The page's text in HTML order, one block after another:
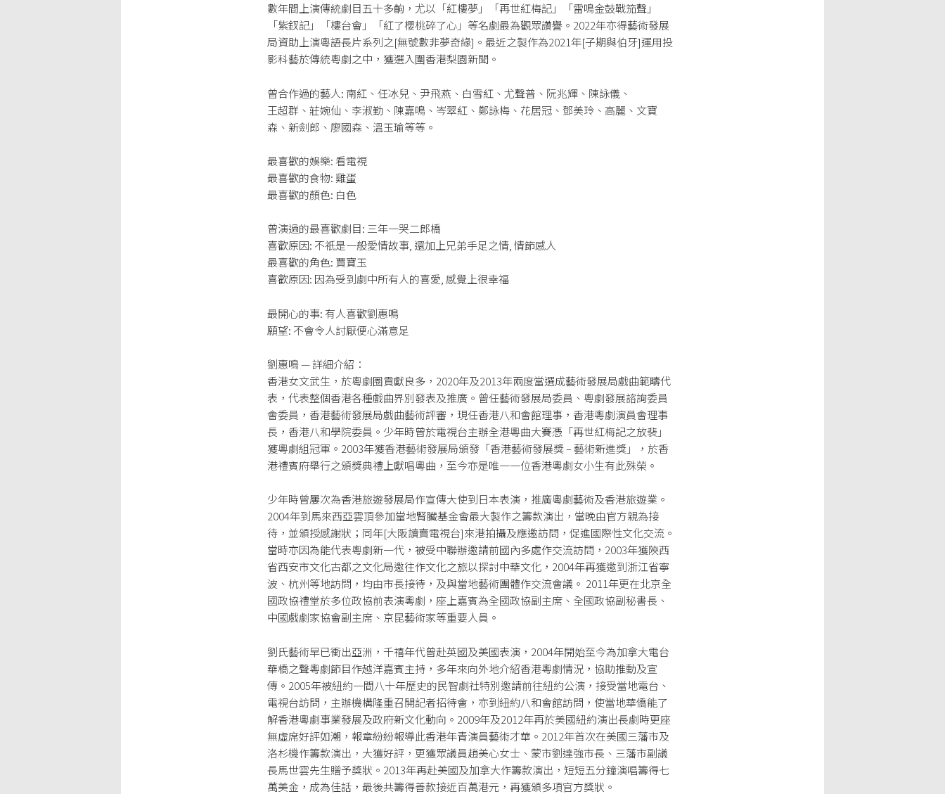
數年間上演傳統劇目五十多齣，尤以「紅樓夢」「再世紅梅記」「雷鳴金鼓戰笳聲」
「紫釵記」「樓台會」「紅了櫻桃碎了心」等名劇最為觀眾讚譽。2022年亦得藝術發展
局資助上演粵語長片系列之[無號數非夢奇緣]。最近之製作為2021年[子期與伯牙]運用投
影科藝於傳統粵劇之中，獲選入圍香港梨園新聞。
曾合作過的藝人: 南紅、任冰兒、尹飛燕、白雪紅、尤聲普、阮兆輝、陳詠儀、
王超群、莊婉仙、李淑勤、陳嘉鳴、岑翠紅、鄭詠梅、花居冠、鄧美玲、高麗、文寶
森、新劍郎、廖國森、溫玉瑜等等。
最喜歡的娛樂: 看電視
最喜歡的食物: 雞蛋
最喜歡的顏色: 白色
曾演過的最喜歡劇目: 三年一哭二郎橋
喜歡原因: 不祇是一般愛情故事, 還加上兄弟手足之情, 情節感人
最喜歡的角色: 賈寶玉
喜歡原因: 因為受到劇中所有人的喜愛, 感覺上很幸福
最開心的事: 有人喜歡劉惠鳴
願望: 不會令人討厭便心滿意足
劉惠鳴 — 詳細介紹：
香港女文武生，於粵劇圈貢獻良多，2020年及2013年兩度當選成藝術發展局戲曲範疇代
表，代表整個香港各種戲曲界別發表及推廣。曾任藝術發展局委員、粵劇發展諮詢委員
會委員，香港藝術發展局戲曲藝術評審，現任香港八和會館理事，香港粵劇演員會理事
長，香港八和學院委員。少年時曾於電視台主辦全港粵曲大賽憑「再世紅梅記之放裴」
獲粵劇組冠軍。2003年獲香港藝術發展局頒發「香港藝術發展獎 – 藝術新進獎」，於香
港禮賓府舉行之頒獎典禮上獻唱粵曲，至今亦是唯一一位香港粵劇女小生有此殊榮。
少年時曾屢次為香港旅遊發展局作宣傳大使到日本表演，推廣粵劇藝術及香港旅遊業。
2004年到馬來西亞雲頂參加當地腎臟基金會最大製作之籌款演出，當晚由官方親為接
待，並頒授感謝狀；同年[大阪讀賣電視台]來港拍攝及應邀訪問，促進國際性文化交流。
當時亦因為能代表粵劇新一代，被受中聯辦邀請前國內多處作交流訪問，2003年獲陝西
省西安市文化古都之文化局邀往作文化之旅以探討中華文化，2004年再獲邀到浙江省寧
波、杭州等地訪問，均由市長接待，及與當地藝術團體作交流會議。 2011年更在北京全
國政協禮堂於多位政協前表演粵劇，座上嘉賓為全國政協副主席、全國政協副秘書長、
中國戲劇家協會副主席、京昆藝術家等重要人員。
劉氏藝術早已衝出亞洲，千禧年代曾赴英國及美國表演，2004年開始至今為加拿大電台
華橋之聲粵劇節目作越洋嘉賓主持，多年來向外地介紹香港粵劇情況，協助推動及宣
傳。2005年被紐約一間八十年歷史的民智劇社特別邀請前往紐約公演，接受當地電台、
電視台訪問，主辦機構隆重召開記者招待會，亦到紐約八和會館訪問，使當地華僑能了
解香港粵劇事業發展及政府新文化動向。2009年及2012年再於美國紐約演出長劇時更座
無虛席好評如潮，報章紛紛報導此香港年青演員藝術才華。2012年首次在美國三藩市及
洛杉機作籌款演出，大獲好評，更獲眾議員趙美心女士、蒙市劉達強市長、三藩市副議
長馬世雲先生贈予獎狀。2013年再赴美國及加拿大作籌款演出，短短五分鐘演唱籌得七
萬美金，成為佳話，最後共籌得善款接近百萬港元，再獲頒多項官方獎狀。